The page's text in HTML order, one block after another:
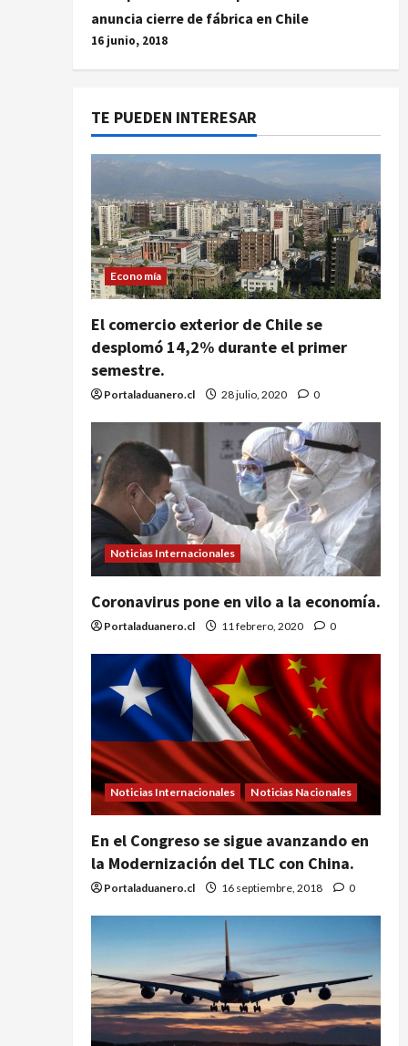
anuncia cierre de fábrica en Chile
16 junio, 2018
TE PUEDEN INTERESAR
Economía
El comercio exterior de Chile se
desplomó 14,2% durante el primer
semestre.
Portaladuanero.cl 28 julio, 2020 0
Noticias Internacionales
Coronavirus pone en vilo a la economía.
Portaladuanero.cl 11 febrero, 2020 0
Noticias Internacionales Noticias Nacionales
En el Congreso se sigue avanzando en
la Modernización del TLC con China.
Portaladuanero.cl 16 septiembre, 2018 0